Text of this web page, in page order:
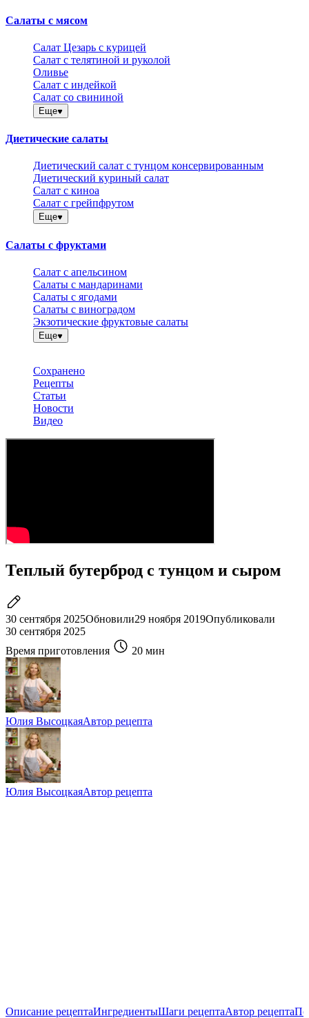
Салаты с мясом
Салат Цезарь с курицей
Салат с телятиной и руколой
Оливье
Салат с индейкой
Салат со свининой
Еще
Диетические салаты
Диетический салат с тунцом консервированным
Диетический куриный салат
Салат с киноа
Салат с грейпфрутом
Еще
Салаты с фруктами
Салат с апельсином
Салаты с мандаринами
Салаты с ягодами
Салаты с виноградом
Экзотические фруктовые салаты
Еще
Сохранено
Рецепты
Статьи
Новости
Видео
Теплый бутерброд с тунцом и сыром
30 сентября 2025Обновили29 ноября 2019Опубликовали
30 сентября 2025
Время приготовления
20 мин
Юлия ВысоцкаяАвтор рецепта
Юлия ВысоцкаяАвтор рецепта
Описание рецептаИнгредиентыШаги рецептаАвтор рецепта